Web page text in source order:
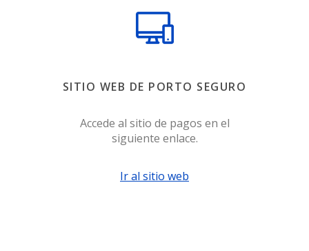
SITIO WEB DE PORTO SEGURO
Accede al sitio de pagos en el
siguiente enlace.
Ir al sitio web